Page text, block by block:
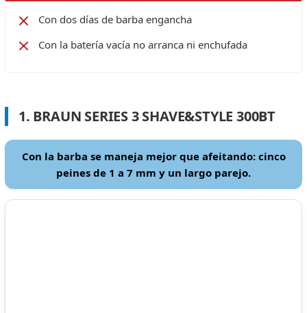
Con dos días de barba engancha
Con la batería vacía no arranca ni enchufada
1. BRAUN SERIES 3 SHAVE&STYLE 300BT
Con la barba se maneja mejor que afeitando: cinco
peines de 1 a 7 mm y un largo parejo.